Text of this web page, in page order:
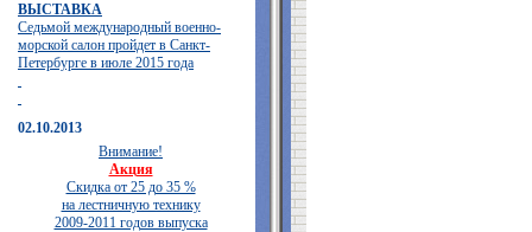
ВЫСТАВКА
Седьмой международный военно-
морской салон пройдет в Санкт-
Петербурге в июле 2015 года
02.10.2013
Внимание!
Акция
Скидка от 25 до 35 %
на лестничную технику
2009-2011 годов выпуска